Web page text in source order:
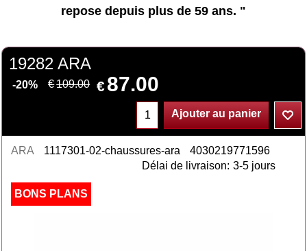
repose depuis plus de 59 ans. "
19282 ARA
-20% €109.00 €87.00
Ajouter au panier
ARA 1117301-02-chaussures-ara
4030219771596
Délai de livraison: 3-5 jours
BONS PLANS